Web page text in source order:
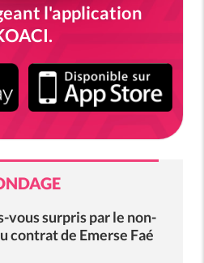
l'application
vous surpris par le non-
contrat de Emerse Faé